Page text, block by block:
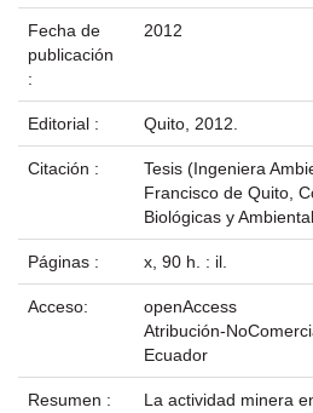
Fecha de
publicación
:
2012
Editorial : Quito, 2012.
Citación :
Tesis (Ingeniera
Francisco de Quito,
Biológicas y
Páginas : x, 90 h. : il.
Acceso:
openAccess
Atribución-
Ecuador
Resumen :
La actividad minera